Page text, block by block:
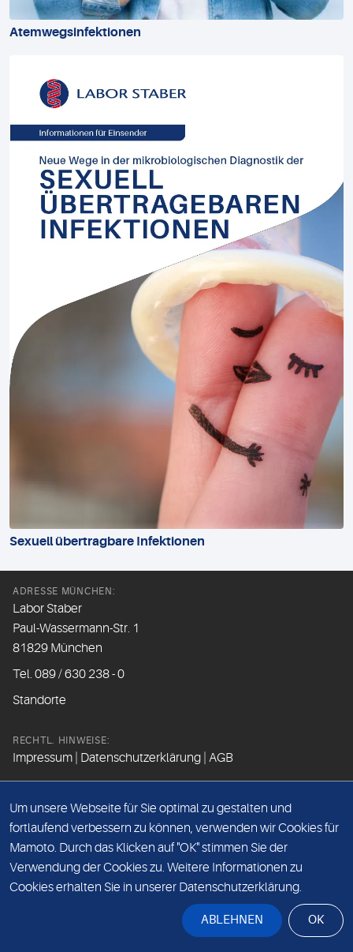
Atemwegsinfektionen
Sexuell übertragbare Infektionen
ADRESSE MÜNCHEN:
Labor Staber
Paul-Wassermann-Str. 1
81829 München
Tel. 089 / 630 238 - 0
Standorte
RECHTL. HINWEISE:
Impressum Datenschutzerklärung AGB
Beim Besuch der Social Media Kanäle werden Daten vom
Betreiber der Seite erfasst.
Datenschutzerklärung
Um unsere Webseite für Sie optimal zu gestalten und
fortlaufend verbessern zu können, verwenden wir Cookies für
Mamoto. Durch das Klicken auf "OK" stimmen Sie der
Verwendung der Cookies zu. Weitere Informationen zu
Cookies erhalten Sie in unserer Datenschutzerklärung.
ABLEHNEN OK